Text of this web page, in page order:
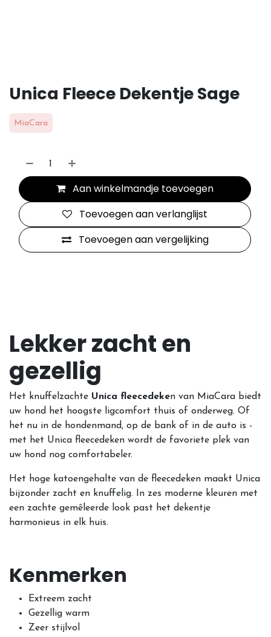
Unica Fleece Dekentje Sage
MiaCara
Aan winkelmandje toevoegen
Toevoegen aan vergelijking
Toevoegen aan verlanglijst
Lekker zacht en
gezellig
Het knuffelzachte Unica fleecedeken van MiaCara biedt
uw hond het hoogste ligcomfort thuis of onderweg. Of
het nu in de hondenmand, op de bank of in de auto is -
met het Unica fleecedeken wordt de favoriete plek van
uw hond nog comfortabeler.
Het hoge katoengehalte van de fleecedeken maakt Unica
bijzonder zacht en knuffelig. In zes moderne kleuren met
een zachte gemêleerde look past het dekentje
harmonieus in elk huis.
Kenmerken
Extreem zacht
Gezellig warm
Zeer stijlvol